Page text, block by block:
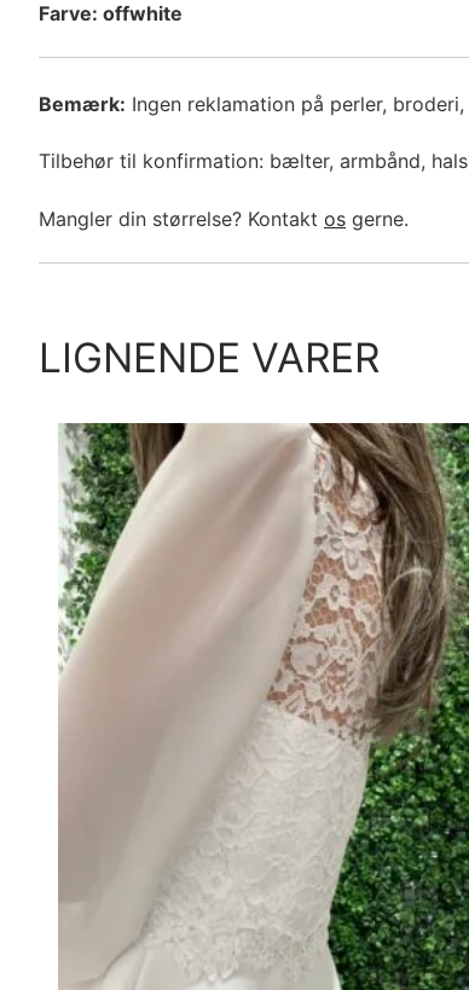
Farve: offwhite
Bemærk: Ingen reklamation på perler,
Tilbehør til konfirmation: bælter, armbånd,
Mangler din størrelse? Kontakt os gerne.
LIGNENDE VARER